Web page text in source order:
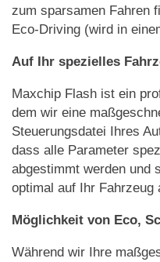
zum sparsamen Fahren
Eco-Driving (wird in
Auf Ihr spezielles
Maxchip Flash ist ein
dem wir eine
Steuerungsdatei Ihres
dass alle Parameter
abgestimmt werden und
optimal auf Ihr Fahrzeug
Möglichkeit von Eco,
Während wir Ihre